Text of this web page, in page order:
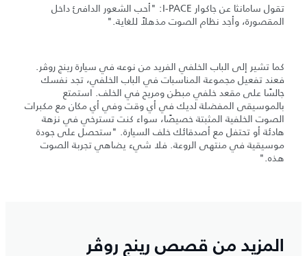
تقول سامانثا عن جاكوار I-PACE: "أحب الشعور الدافئ داخل
المقصورة، وأجد نظام الصوت مذهلاً للغاية."
كما تشير إلى الباب الخلفي الفريد من نوعه في سيارة رينج روڤر.
فعند تفعيل مجموعة المناسبات في الباب الخلفي، تجد نفسك
جالسًا على مقعد خلفي مبطن ومريح في الخلف. استمتع
بالموسيقى المفضلة لديك في أي وقت وفي أي مكان مع مكبرات
الصوت الخلفية المثبتة خصيصًا، سواء كنت تسترخي في نزهة
هادئة أو تحتفل مع أصدقائك خلف السيارة. "ستحصل على جودة
موسيقية في منتهى الروعة. فلا شيء يضاهي تجربة الصوت
هذه."
المزيد من قصص رينج روڤر